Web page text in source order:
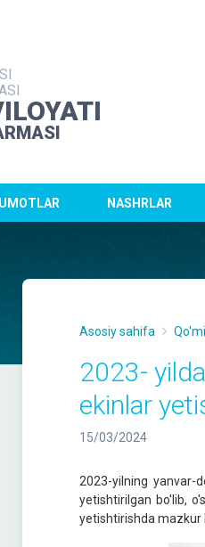
NASHRLAR
Asosiy sahifa
2023-
ekinlar
15/03/2024
2023-yilning yanvar-
yetishtirilgan bo'lib,
yetishtirishda mazkur